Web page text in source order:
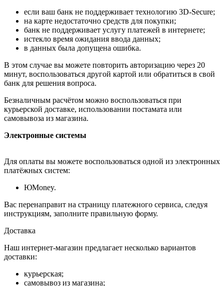
если ваш банк не поддерживает технологию 3D-Secure;
на карте недостаточно средств для покупки;
банк не поддерживает услугу платежей в интернете;
истекло время ожидания ввода данных;
в данных была допущена ошибка.
В этом случае вы можете повторить авторизацию через 20
минут, воспользоваться другой картой или обратиться в свой
банк для решения вопроса.
Безналичным расчётом можно воспользоваться при
курьерской доставке, использовании постамата или
самовывоза из магазина.
Электронные системы
Для оплаты вы можете воспользоваться одной из электронных
платёжных систем:
ЮMoney.
Вас перенаправит на страницу платежного сервиса, следуя
инструкциям, заполните правильную форму.
Доставка
Наш интернет-магазин предлагает несколько вариантов
доставки:
курьерская;
самовывоз из магазина;